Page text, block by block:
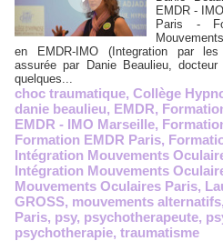
EMDR -
Paris -
en EMDR-IMO (Integration par
assurée par Danie Beaulieu,
quelques...
choc traumatique, Collège
danie beaulieu, EMDR,
EMDR - IMO Marseille,
Formation EMDR Paris,
Intégration Mouvements
Intégration Mouvements
Mouvements Oculaires Paris,
GROSS, mouvements alternatifs,
Paris, psy, psychotherapeute,
psychotherapie, traumatisme